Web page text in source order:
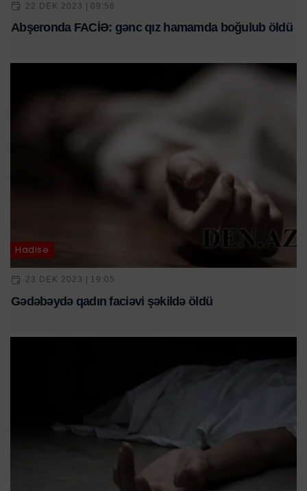
22 DEK 2023 | 09:56
Abşeronda FACİƏ: gənc qız hamamda boğulub öldü
Hadisə
23 DEK 2023 | 19:05
Gədəbəydə qadın faciəvi şəkildə öldü